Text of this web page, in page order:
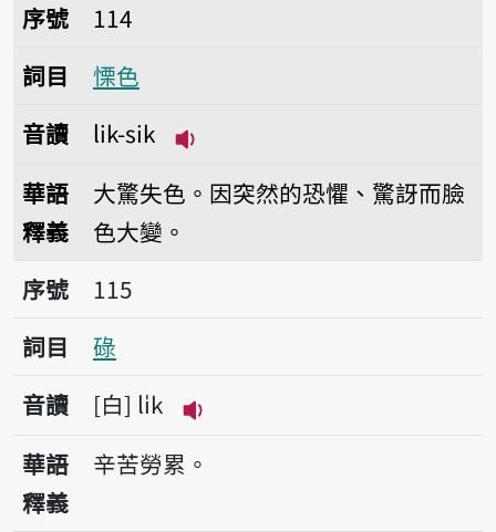
序號114慄色
序號
114
詞目
慄色
音讀
lik-sik
華語
釋義
大驚失色。因突然的恐懼、驚訝而臉
色大變。
序號115碌
序號
115
詞目
碌
音讀
白 li̍k
播放音讀li̍k
華語
釋義
辛苦勞累。